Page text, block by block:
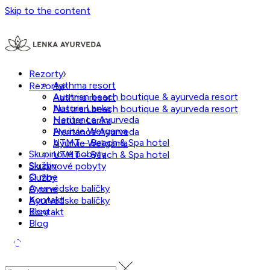
Skip to the content
Rezorty
Aathma resort
Austrian beach boutique & ayurveda resort
Nature Lanka
Heritance Ayurveda
Ayurvie Weligama
UTMT – Beach & Spa hotel
Skupinové pobyty
Služby
O mne
Ayurvédske balíčky
Kontakt
Blog
Rezorty
Aathma resort
Austrian beach boutique & ayurveda resort
Nature Lanka
Heritance Ayurveda
Ayurvie Weligama
UTMT – Beach & Spa hotel
Skupinové pobyty
Služby
O mne
Ayurvédske balíčky
Kontakt
Blog
Daniels resort